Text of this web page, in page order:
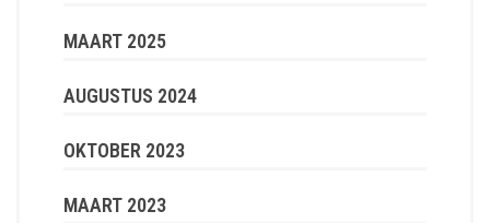
MAART 2025
AUGUSTUS 2024
OKTOBER 2023
MAART 2023